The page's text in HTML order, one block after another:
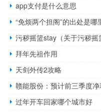
app支付是什么意思
“免烦两个担阁”的出处是哪
污秽摇篮stay（关于污秽摇
拜年先祖作用
天剑外传2攻略
赣能股份：预计前三季度
过年开车回家哪个城市好